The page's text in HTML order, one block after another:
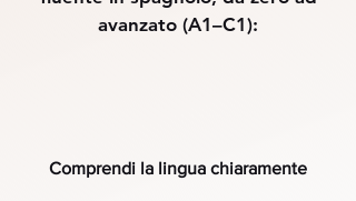
avanzato (A1–C1):
Comprendi la lingua chiaramente